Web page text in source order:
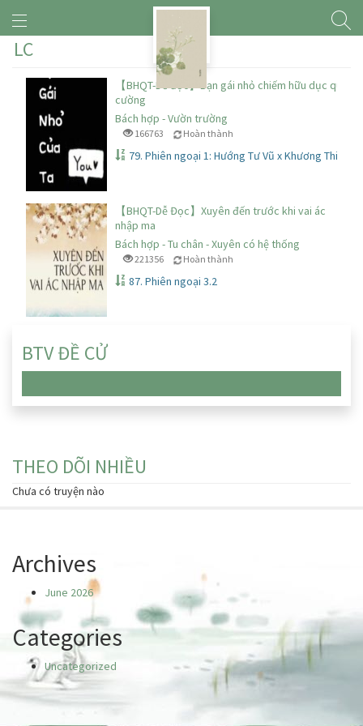
LC
【BHQT-Dễ đọc】Bạn gái nhỏ chiếm hữu dục quá
cường
Bách hợp - Vườn trường
166763 Hoàn thành
79. Phiên ngoại 1: Hướng Tư Vũ x Khương Thiến
【BHQT-Dễ Đọc】Xuyên đến trước khi vai ác
nhập ma
Bách hợp - Tu chân - Xuyên có hệ thống
221356 Hoàn thành
87. Phiên ngoại 3.2
BTV ĐỀ CỬ
THEO DÕI NHIỀU
Chưa có truyện nào
Archives
June 2026
Categories
Uncategorized